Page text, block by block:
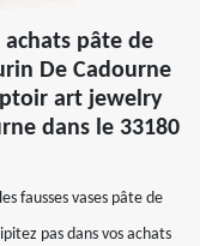
achats pâte de
De Cadourne
art jewelry
dans le 33180
fausses vases pâte de
pas dans vos achats